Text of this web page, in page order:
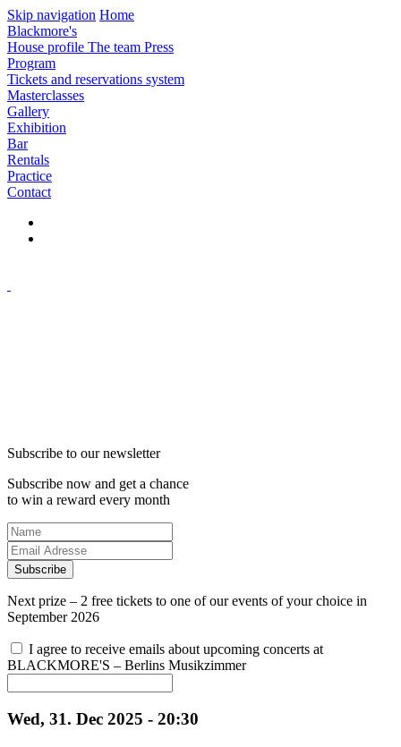
Skip navigation Home
Blackmore's
House profile The team Press
Program
Tickets and reservations system
Masterclasses
Gallery
Exhibition
Bar
Rentals
Practice
Contact
Subscribe to our newsletter
Subscribe now and get a chance
to win a reward every month
Subscribe
Next prize – 2 free tickets to one of our events of your choice in
September 2026
I agree to receive emails about upcoming concerts at
BLACKMORE'S – Berlins Musikzimmer
Wed, 31. Dec 2025 - 20:30